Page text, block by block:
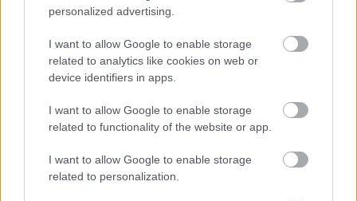
personalized advertising.
I want to allow Google to enable storage
related to analytics like cookies on web or
device identifiers in apps.
I want to allow Google to enable storage
related to functionality of the website or app.
I want to allow Google to enable storage
related to personalization.